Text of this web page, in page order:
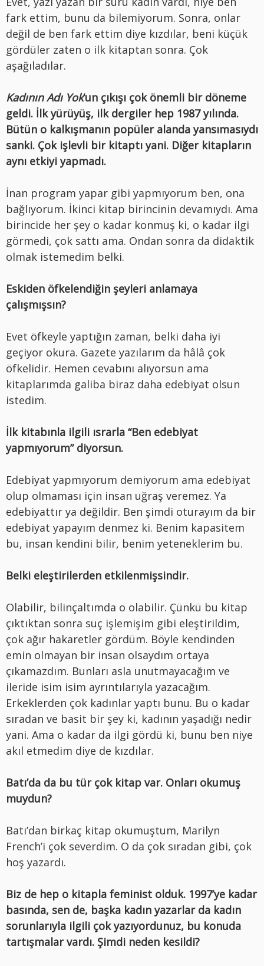
fark ettim, bunu da bilemiyorum. Sonra, onlar
değil de ben fark ettim diye kızdılar, beni küçük
gördüler zaten o ilk kitaptan sonra. Çok
aşağıladılar.
Kadının Adı Yok‘un çıkışı çok önemli bir döneme
geldi. İlk yürüyüş, ilk dergiler hep 1987 yılında.
Bütün o kalkışmanın popüler alanda yansımasıydı
sanki. Çok işlevli bir kitaptı yani. Diğer kitapların
aynı etkiyi yapmadı.
İnan program yapar gibi yapmıyorum ben, ona
bağlıyorum. İkinci kitap birincinin devamıydı. Ama
birincide her şey o kadar konmuş ki, o kadar ilgi
görmedi, çok sattı ama. Ondan sonra da didaktik
olmak istemedim belki.
Eskiden öfkelendiğin şeyleri anlamaya
çalışmışsın?
Evet öfkeyle yaptığın zaman, belki daha iyi
geçiyor okura. Gazete yazılarım da hâlâ çok
öfkelidir. Hemen cevabını alıyorsun ama
kitaplarımda galiba biraz daha edebiyat olsun
istedim.
İlk kitabınla ilgili ısrarla “Ben edebiyat
yapmıyorum” diyorsun.
Edebiyat yapmıyorum demiyorum ama edebiyat
olup olmaması için insan uğraş veremez. Ya
edebiyattır ya değildir. Ben şimdi oturayım da bir
edebiyat yapayım denmez ki. Benim kapasitem
bu, insan kendini bilir, benim yeteneklerim bu.
Belki eleştirilerden etkilenmişsindir.
Olabilir, bilinçaltımda o olabilir. Çünkü bu kitap
çıktıktan sonra suç işlemişim gibi eleştirildim,
çok ağır hakaretler gördüm. Böyle kendinden
emin olmayan bir insan olsaydım ortaya
çıkamazdım. Bunları asla unutmayacağım ve
ileride isim isim ayrıntılarıyla yazacağım.
Erkeklerden çok kadınlar yaptı bunu. Bu o kadar
sıradan ve basit bir şey ki, kadının yaşadığı nedir
yani. Ama o kadar da ilgi gördü ki, bunu ben niye
akıl etmedim diye de kızdılar.
Batı’da da bu tür çok kitap var. Onları okumuş
muydun?
Batı’dan birkaç kitap okumuştum, Marilyn
French’i çok severdim. O da çok sıradan gibi, çok
hoş yazardı.
Biz de hep o kitapla feminist olduk. 1997’ye kadar
basında, sen de, başka kadın yazarlar da kadın
sorunlarıyla ilgili çok yazıyordunuz, bu konuda
tartışmalar vardı. Şimdi neden kesildi?